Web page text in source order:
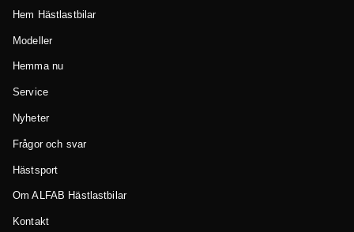
Hem Hästlastbilar
Modeller
Hemma nu
Service
Nyheter
Frågor och svar
Hästsport
Om ALFAB Hästlastbilar
Kontakt